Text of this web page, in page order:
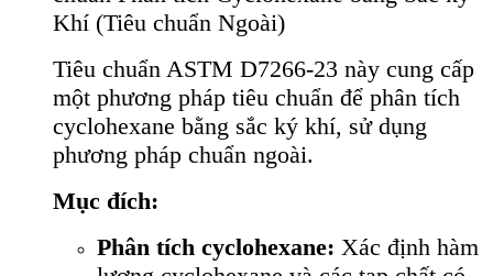
Khí (Tiêu chuẩn Ngoài)
Tiêu chuẩn ASTM D7266-23 này cung cấp
một phương pháp tiêu chuẩn để phân tích
cyclohexane bằng sắc ký khí, sử dụng
phương pháp chuẩn ngoài.
Mục đích:
Phân tích cyclohexane: Xác định hàm